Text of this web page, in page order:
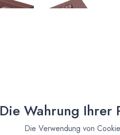
Die Wahrung Ihrer
Die Verwendung von